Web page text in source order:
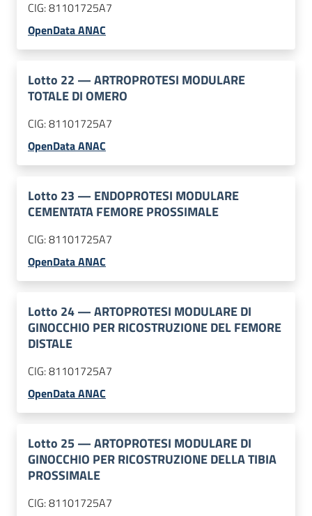
CIG:81101725A7
OpenData ANAC
Lotto 22 —ARTROPROTESI MODULARE
TOTALE DI OMERO
CIG:81101725A7
OpenData ANAC
Lotto 23 — ENDOPROTESI MODULARE
CEMENTATA FEMORE PROSSIMALE
CIG:81101725A7
OpenData ANAC
Lotto 24—ARTOPROTESI MODULARE DI
GINOCCHIO PER RICOSTRUZIONE DEL FEMORE
DISTALE
CIG:81101725A7
OpenData ANAC
Lotto 25—ARTOPROTESI MODULARE DI
GINOCCHIO PER RICOSTRUZIONE DELLA TIBIA
PROSSIMALE
CIG:81101725A7